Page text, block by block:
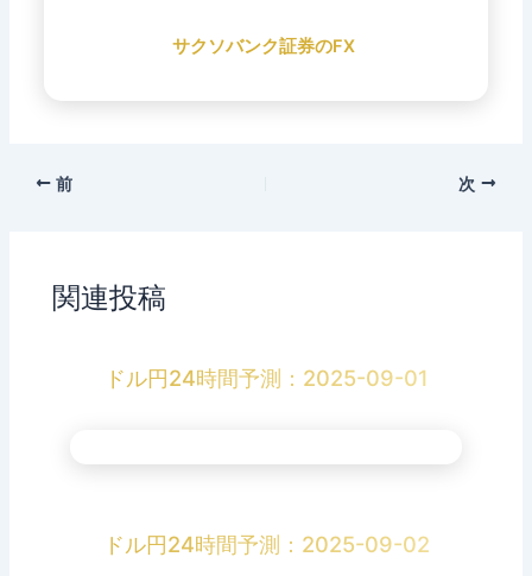
サクソバンク証券のFX
前 次
関連投稿
ドル円24時間予測：2025-09-01
ドル円24時間予測：2025-09-02